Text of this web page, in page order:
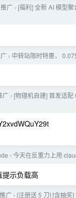
推广 › [福利] 全新 AI 模型
› 中转站限时特惠，
广 › [物理机自建] 首发适
› 今天在反重力上用
提示负载高
推广 › [注册送 5 刀] [含抽奖